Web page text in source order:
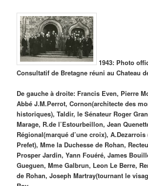
1943: Photo
Consultatif de Bretagne réuni au Chateau
De gauche à droite: Francis Even, Pierre
Abbé J.M.Perrot, Cornon(architecte des
historiques), Taldir, le Sénateur Roger
Marage, R.de l’Estourbeillon, Jean
Régional(marqué d’une croix),
Prefet), Mme la Duchesse de Rohan,
Prosper Jardin, Yann Fouéré, James
Gueguen, Mme Galbrun, Leon Le Berre,
de Rohan, Joseph Martray(tournant le